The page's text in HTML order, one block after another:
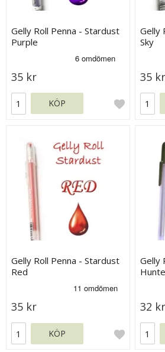
Gelly Roll Penna - Stardust
Purple
35 kr
KÖP
Gelly
Sky
35 kr
Gelly Roll Penna - Stardust
Red
35 kr
KÖP
Gelly
32 kr